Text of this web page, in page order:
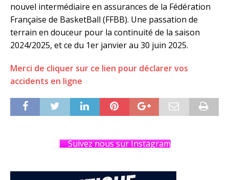
nouvel intermédiaire en assurances de la Fédération
Française de BasketBall (FFBB). Une passation de
terrain en douceur pour la continuité de la saison
2024/2025, et ce du 1er janvier au 30 juin 2025.
Merci de cliquer sur ce lien pour déclarer vos
accidents en ligne
Suivez nous sur Instagram